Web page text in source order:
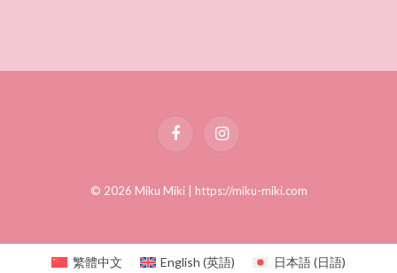
FacebookInstagram
© 2026 Miku Miki | https://miku-miki.com
繁體中文 English (英語) 日本語(日語)